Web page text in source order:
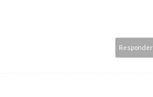
Responder